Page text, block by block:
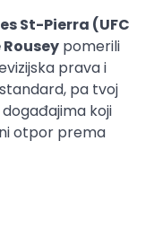
St-Pierra (UFC
pomerili
prava i
pa tvoj
koji
otpor prema